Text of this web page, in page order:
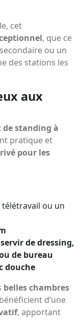
cet
, que ce
ou un
des stations les
aux
standing à
pratique et
pour les
ou un
de dressing,
de bureau
douche
belles chambres
d’une
, apportant